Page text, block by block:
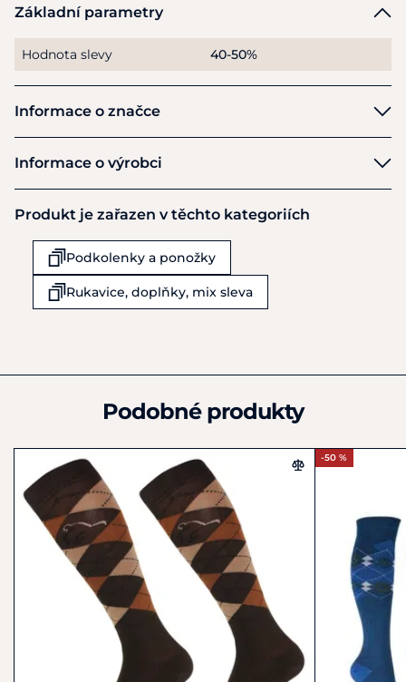
Základní parametry
Hodnota slevy 40-50%
Informace o značce
Cavalli Puri
Informace o výrobci
HKM Sports Equipment GmbH
Veldenhauser Str 240
Neuenhaus
D49828
Německo
Produkt je zařazen v těchto kategoriích
Podkolenky a ponožky
Rukavice, doplňky, mix sleva
Podobné produkty
-50 %